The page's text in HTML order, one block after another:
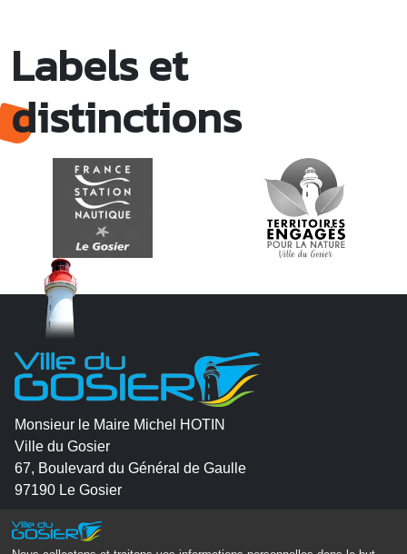
Labels et
distinctions
Monsieur le Maire Michel HOTIN
Ville du Gosier
67, Boulevard du Général de Gaulle
97190 Le Gosier
Tél.05 90 84 86 86